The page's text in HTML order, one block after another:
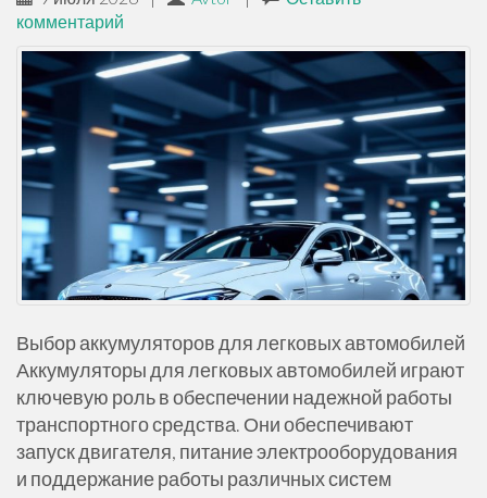
комментарий
Выбор аккумуляторов для легковых автомобилей
Аккумуляторы для легковых автомобилей играют
ключевую роль в обеспечении надежной работы
транспортного средства. Они обеспечивают
запуск двигателя, питание электрооборудования
и поддержание работы различных систем